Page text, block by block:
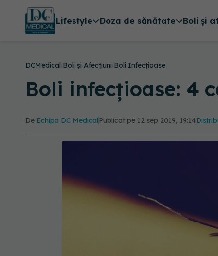
Lifestyle Doza de sănătate Boli și
DCMedical›Boli și Afecțiuni›Boli Infecțioase
Boli infecțioase: 4
De Echipa DC Medical Publicat pe 12 sep 2019, 19:14